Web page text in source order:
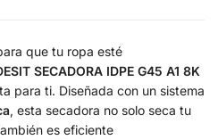
que tu ropa esté
SECADORA IDPE G45 A1 8K
para ti. Diseñada con un sistema
, esta secadora no solo seca tu
es eficiente